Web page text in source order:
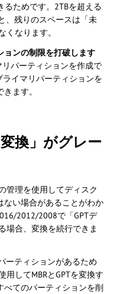
るためです。2TBを超える
、残りのスペースは「未
なります。
ョンの制限を打破します
リパーティションを作成で
イマリパーティションを
ます。
換」がグレー
管理を使用してディスク
ない場合があることがわか
2012/2008で「GPTデ
場合、変換を続行できま
ーティションがあるため
してMBRとGPTを変換す
べてのパーティションを削